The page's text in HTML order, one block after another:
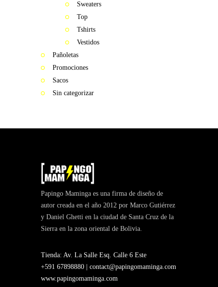
Sweaters
Top
Tshirts
Vestidos
Pañoletas
Promociones
Sacos
Sin categorizar
Papingo Maminga es una firma de diseño de
autor creada en el año 2012 por Marco Gutiérrez
y Daniel Ghetti en la ciudad de Santa Cruz de la
Sierra en la zona oriental de Bolivia.
Tienda: Av. La Salle Esq. Calle 6 Este
+591 67898880 | contact@papingomaminga.com
www.papingomaminga.com